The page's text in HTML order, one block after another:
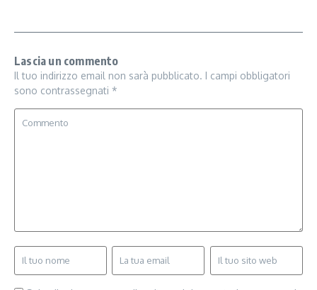
Lascia un commento
Il tuo indirizzo email non sarà pubblicato. I campi obbligatori
sono contrassegnati *